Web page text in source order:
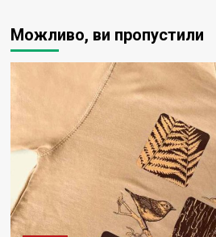
Можливо, ви пропустили